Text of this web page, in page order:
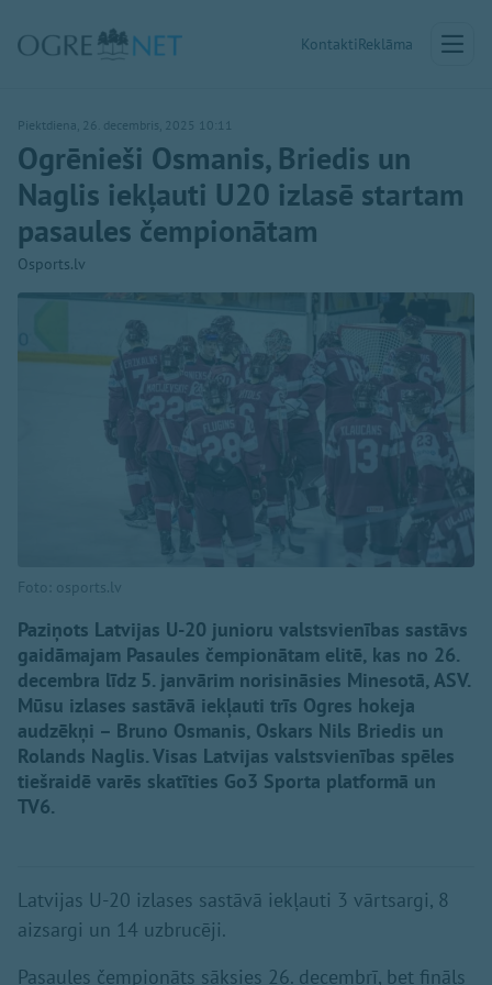
KontaktiReklāma
Piektdiena, 26. decembris, 2025 10:11
Ogrēnieši Osmanis, Briedis un
Naglis iekļauti U20 izlasē startam
pasaules čempionātam
Osports.lv
Foto: osports.lv
Paziņots Latvijas U-20 junioru valstsvienības sastāvs
gaidāmajam Pasaules čempionātam elitē, kas no 26.
decembra līdz 5. janvārim norisināsies Minesotā, ASV.
Mūsu izlases sastāvā iekļauti trīs Ogres hokeja
audzēkņi – Bruno Osmanis, Oskars Nils Briedis un
Rolands Naglis. Visas Latvijas valstsvienības spēles
tiešraidē varēs skatīties Go3 Sporta platformā un
TV6.
Latvijas U-20 izlases sastāvā iekļauti 3 vārtsargi, 8
aizsargi un 14 uzbrucēji.
Pasaules čempionāts sāksies 26. decembrī, bet fināls